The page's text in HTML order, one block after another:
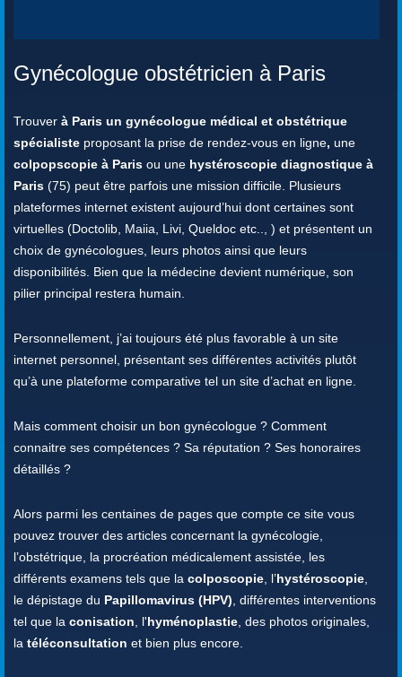
Gynécologue obstétricien à Paris
Trouver à Paris un gynécologue médical et obstétrique
spécialiste proposant la prise de rendez-vous en ligne, une
colpopscopie à Paris ou une hystéroscopie diagnostique à
Paris (75) peut être parfois une mission difficile. Plusieurs
plateformes internet existent aujourd’hui dont certaines sont
virtuelles (Doctolib, Maiia, Livi, Queldoc etc.., ) et présentent un
choix de gynécologues, leurs photos ainsi que leurs
disponibilités. Bien que la médecine devient numérique, son
pilier principal restera humain.
Personnellement, j’ai toujours été plus favorable à un site
internet personnel, présentant ses différentes activités plutôt
qu’à une plateforme comparative tel un site d’achat en ligne.
Mais comment choisir un bon gynécologue ? Comment
connaitre ses compétences ? Sa réputation ? Ses honoraires
détaillés ?
Alors parmi les centaines de pages que compte ce site vous
pouvez trouver des articles concernant la gynécologie,
l’obstétrique, la procréation médicalement assistée, les
différents examens tels que la colposcopie, l’hystéroscopie,
le dépistage du Papillomavirus (HPV), différentes interventions
tel que la conisation, l'hyménoplastie, des photos originales,
la téléconsultation et bien plus encore.